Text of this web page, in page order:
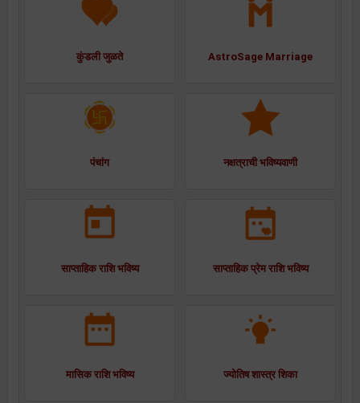
कुंडली जुळते AstroSage Marriage
पंचांग नक्षत्राची भविष्यवाणी
साप्ताहिक राशि भविष्य साप्ताहिक प्रेम राशि भविष्य
मासिक राशि भविष्य ज्योतिष शास्त्र शिका